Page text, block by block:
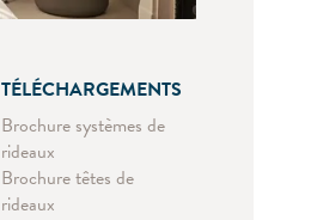
TÉLÉCHARGEMENTS
Brochure systèmes de
rideaux
Brochure têtes de
rideaux